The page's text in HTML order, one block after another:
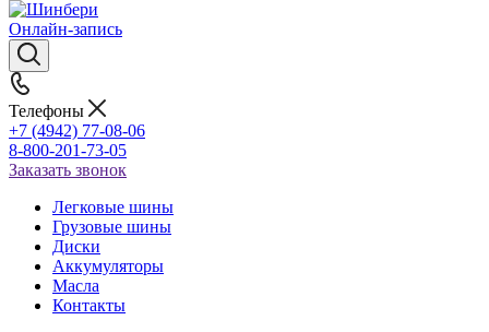
Онлайн-запись
Телефоны
+7 (4942) 77-08-06
8-800-201-73-05
Заказать звонок
Легковые шины
Грузовые шины
Диски
Аккумуляторы
Масла
Контакты